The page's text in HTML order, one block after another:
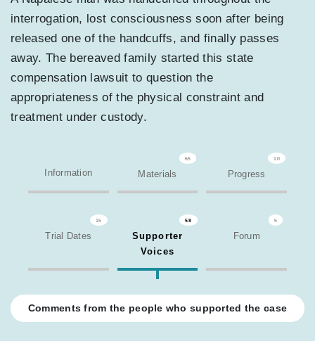
interrogation, lost consciousness soon after being
released one of the handcuffs, and finally passes
away. The bereaved family started this state
compensation lawsuit to question the
appropriateness of the physical constraint and
treatment under custody.
Information
65
Materials
10
Progress
15
Trial Dates
58
Supporter
Voices
5
Forum
Comments from the people who supported the case